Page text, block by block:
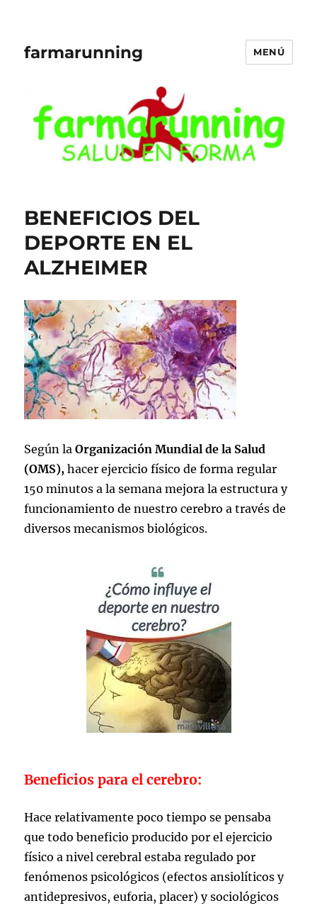
farmarunning MENÚ
BENEFICIOS DEL
DEPORTE EN EL
ALZHEIMER
Según laOrganización Mundial de la Salud
(OMS), hacer ejercicio físico de forma regular
150 minutos a la semana mejora la estructura y
funcionamiento de nuestro cerebro a través de
diversos mecanismos biológicos.
Beneficios para el cerebro:
Hace relativamente poco tiempo se pensaba
que todo beneficio producido por el ejercicio
físico a nivel cerebral estaba regulado por
fenómenos psicológicos (efectos ansiolíticos y
antidepresivos, euforia, placer) y sociológicos